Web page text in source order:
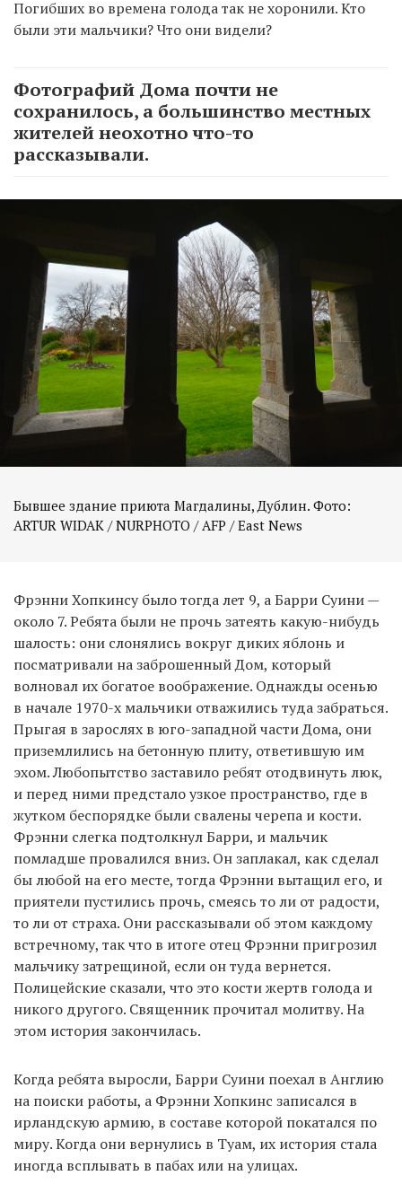
Погибших во времена голода так не хоронили. Кто
были эти мальчики? Что они видели?
Фотографий Дома почти не
сохранилось, а большинство местных
жителей неохотно что-то
рассказывали.
Бывшее здание приюта Магдалины, Дублин. Фото:
ARTUR WIDAK / NURPHOTO / AFP / East News
Фрэнни Хопкинсу было тогда лет 9, а Барри Суини —
около 7. Ребята были не прочь затеять какую-нибудь
шалость: они слонялись вокруг диких яблонь и
посматривали на заброшенный Дом, который
волновал их богатое воображение. Однажды осенью
в начале 1970-х мальчики отважились туда забраться.
Прыгая в зарослях в юго-западной части Дома, они
приземлились на бетонную плиту, ответившую им
эхом. Любопытство заставило ребят отодвинуть люк,
и перед ними предстало узкое пространство, где в
жутком беспорядке были свалены черепа и кости.
Фрэнни слегка подтолкнул Барри, и мальчик
помладше провалился вниз. Он заплакал, как сделал
бы любой на его месте, тогда Фрэнни вытащил его, и
приятели пустились прочь, смеясь то ли от радости,
то ли от страха. Они рассказывали об этом каждому
встречному, так что в итоге отец Фрэнни пригрозил
мальчику затрещиной, если он туда вернется.
Полицейские сказали, что это кости жертв голода и
никого другого. Священник прочитал молитву. На
этом история закончилась.
Когда ребята выросли, Барри Суини поехал в Англию
на поиски работы, а Фрэнни Хопкинс записался в
ирландскую армию, в составе которой покатался по
миру. Когда они вернулись в Туам, их история стала
иногда всплывать в пабах или на улицах.